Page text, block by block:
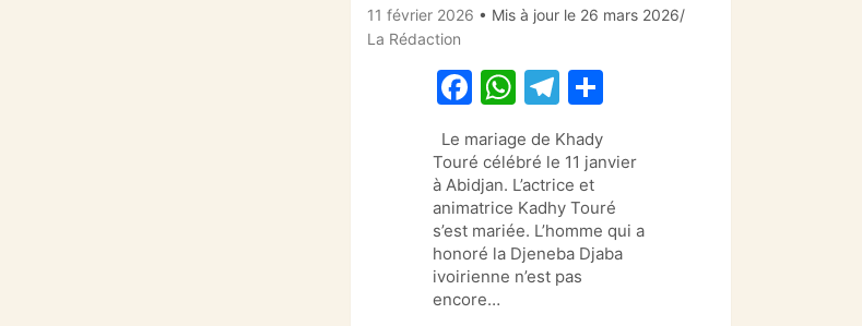
11 février 2026 • Mis à jour le 26 mars 2026
La Rédaction
F
c
e
b
o
o
W
at
s
A
p
p
T
el
e
gr
a
m
ta
g
er
Le mariage de Khady
Touré célébré le 11 janvier
à Abidjan. L’actrice et
animatrice Kadhy Touré
s’est mariée. L’homme qui a
honoré la Djeneba Djaba
ivoirienne n’est pas
encore…